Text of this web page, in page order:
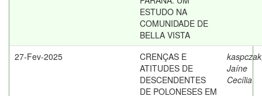
ESTUDO NA
COMUNIDADE DE
BELLA VISTA
27-Fev-2025
CRENÇAS E
ATITUDES DE
DESCENDENTES
DE POLONESES EM
Jaíne
Cecília